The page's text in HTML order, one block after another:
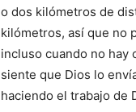
o dos kilómetros de
kilómetros, así que no
incluso cuando no hay
siente que Dios lo
haciendo el trabajo de